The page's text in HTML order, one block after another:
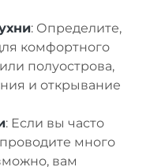
: Определите,
комфортного
полуострова,
и открывание
: Если вы часто
много
вам